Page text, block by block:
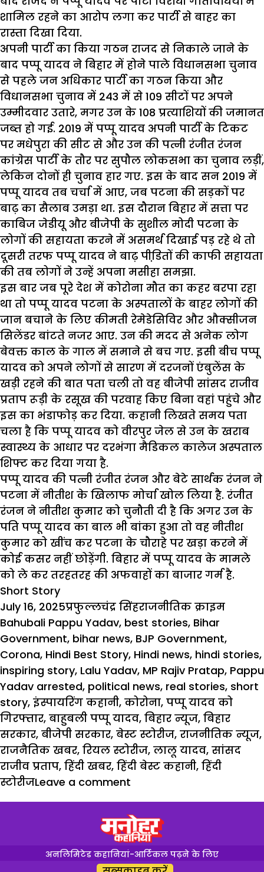
शामिल रहने का आरोप लगा कर पार्टी से बाहर का
रास्ता दिखा दिया.
अपनी पार्टी का किया गठन राजद से निकाले जाने के
बाद पप्पू यादव ने बिहार में होने पाले विधानसभा चुनाव
से पहले जन अधिकार पार्टी का गठन किया और
विधानसभा चुनाव में 243 में से 109 सीटों पर अपने
उम्मीदवार उतारे, मगर उन के 108 प्रत्याशियों की जमानत
जब्त हो गई. 2019 में पप्पू यादव अपनी पार्टी के टिकट
पर मधेपुरा की सीट से और उन की पत्नी रंजीत रंजन
कांग्रेस पार्टी के तौर पर सुपौल लोकसभा का चुनाव लड़ीं,
लेकिन दोनों ही चुनाव हार गए. इस के बाद सन 2019 में
पप्पू यादव तब चर्चा में आए, जब पटना की सड़कों पर
बाढ़ का सैलाब उमड़ा था. इस दौरान बिहार में सत्ता पर
काबिज जेडीयू और बीजेपी के सुशील मोदी पटना के
लोगों की सहायता करने में असमर्थ दिखाई पड़ रहे थे तो
दूसरी तरफ पप्पू यादव ने बाढ़ पीडि़तों की काफी सहायता
की तब लोगों ने उन्हें अपना मसीहा समझा.
इस बार जब पूरे देश में कोरोना मौत का कहर बरपा रहा
था तो पप्पू यादव पटना के अस्पतालों के बाहर लोगों की
जान बचाने के लिए कीमती रेमेडेसिविर और औक्सीजन
सिलेंडर बांटते नजर आए. उन की मदद से अनेक लोग
बेवक्त काल के गाल में समाने से बच गए. इसी बीच पप्पू
यादव को अपने लोगों से सारण में दरजनों एंबुलेंस के
खड़ी रहने की बात पता चली तो वह बीजेपी सांसद राजीव
प्रताप रूड़ी के रसूख की परवाह किए बिना वहां पहुंचे और
इस का भंडाफोड़ कर दिया. कहानी लिखते समय पता
चला है कि पप्पू यादव को वीरपुर जेल से उन के खराब
स्वास्थ्य के आधार पर दरभंगा मैडिकल कालेज अस्पताल
शिफ्ट कर दिया गया है.
पप्पू यादव की पत्नी रंजीत रंजन और बेटे सार्थक रंजन ने
पटना में नीतीश के खिलाफ मोर्चा खोल लिया है. रंजीत
रंजन ने नीतीश कुमार को चुनौती दी है कि अगर उन के
पति पप्पू यादव का बाल भी बांका हुआ तो वह नीतीश
कुमार को खींच कर पटना के चौराहे पर खड़ा करने में
कोई कसर नहीं छोड़ेंगी. बिहार में पप्पू यादव के मामले
को ले कर तरहतरह की अफवाहों का बाजार गर्म है.
Short Story
Posted
on
July 16, 2025Author
प्रफुल्लचंद्र सिंहCategories
राजनीतिक क्राइमTags
Bahubali Pappu Yadav, best stories, Bihar
Government, bihar news, BJP Government,
Corona, Hindi Best Story, Hindi news, hindi stories,
inspiring story, Lalu Yadav, MP Rajiv Pratap, Pappu
Yadav arrested, political news, real stories, short
story, इंस्पायरिंग कहानी, कोरोना, पप्पू यादव को
गिरफ्तार, बाहुबली पप्पू यादव, बिहार न्यूज, बिहार
सरकार, बीजेपी सरकार, बेस्ट स्टोरीज, राजनीतिक न्यूज,
राजनैतिक खबर, रियल स्टोरीज, लालू यादव, सांसद
राजीव प्रताप, हिंदी खबर, हिंदी बेस्ट कहानी, हिंदी
स्टोरीजLeave a comment
अनलिमिटेड कहानियां-आर्टिकल पढ़ने के लिए